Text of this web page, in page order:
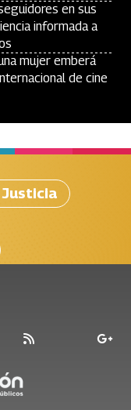
en sus
informada a
mujer emberá
de cine
Justicia